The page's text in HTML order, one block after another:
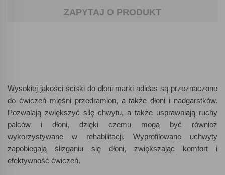
ZAPYTAJ O PRODUKT
Wysokiej jakości ściski do dłoni marki adidas są przeznaczone
do ćwiczeń mięśni przedramion, a także dłoni i nadgarstków.
Pozwalają zwiększyć siłę chwytu, a także usprawniają ruchy
palców i dłoni, dzięki czemu mogą być również
wykorzystywane w rehabilitacji. Wyprofilowane uchwyty
zapobiegają ślizganiu się dłoni, zwiększając komfort i
efektywność ćwiczeń.